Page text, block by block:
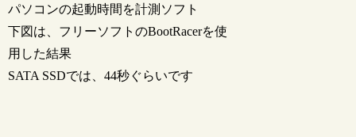
パソコンの起動時間を計測ソフト
下図は、フリーソフトのBootRacerを使
用した結果
SATA SSDでは、44秒ぐらいです